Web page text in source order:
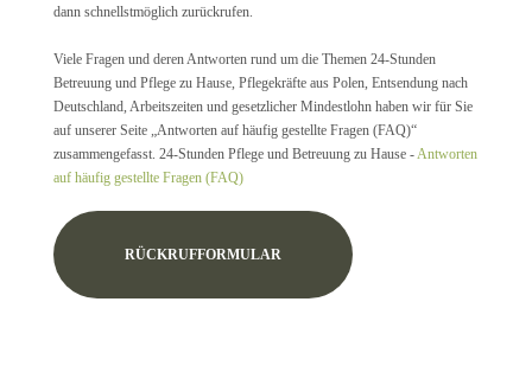
dann schnellstmöglich zurückrufen.
Viele Fragen und deren Antworten rund um die Themen 24-Stunden
Betreuung und Pflege zu Hause, Pflegekräfte aus Polen, Entsendung nach
Deutschland, Arbeitszeiten und gesetzlicher Mindestlohn haben wir für Sie
auf unserer Seite „Antworten auf häufig gestellte Fragen (FAQ)“
zusammengefasst. 24-Stunden Pflege und Betreuung zu Hause -Antworten
auf häufig gestellte Fragen (FAQ)
RÜCKRUFFORMULAR